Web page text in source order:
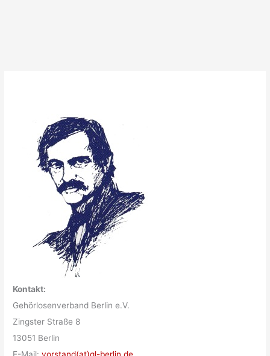
Kontakt:
Gehörlosenverband Berlin e.V.
Zingster Straße 8
13051 Berlin